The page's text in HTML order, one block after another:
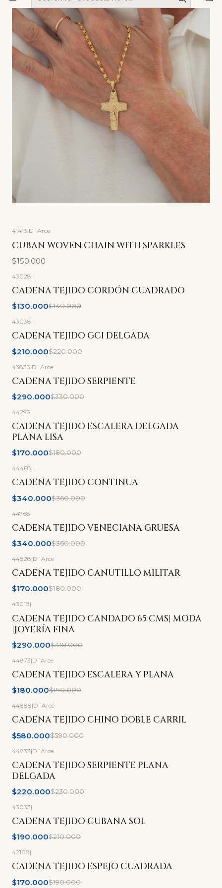
41413|D´Arce
CUBAN WOVEN CHAIN WITH SPARKLES
$150.000
-7% OFF
43028|
CADENA TEJIDO CORDÓN CUADRADO
$130.000$140.000
-5%OFF
43038|
CADENA TEJIDO GCI DELGADA
$210.000$220.000
-12% OFF
43833|D´Arce
CADENA TEJIDO SERPIENTE
$290.000$330.000
-6%OFF
44293|
CADENA TEJIDO ESCALERA DELGADA
PLANA LISA
$170.000$180.000
-6%OFF
44468|
CADENA TEJIDO CONTINUA
$340.000$360.000
-6%
44768|
CADENA TEJIDO VENECIANA GRUESA
$340.000$360.000
-6%OFF
44828|D´Arce
CADENA TEJIDO CANUTILLO MILITAR
$170.000$180.000
-6%
43018|
CADENA TEJIDO CANDADO 65 CMS| MODA
|JOYERÍA FINA
$290.000$310.000
-5%
44873|D´Arce
CADENA TEJIDO ESCALERA Y PLANA
$180.000$190.000
-2%OFF
44888|D´Arce
CADENA TEJIDO CHINO DOBLE CARRIL
$580.000$590.000
-4% OFF
44833|D´Arce
CADENA TEJIDO SERPIENTE PLANA
DELGADA
$220.000$230.000
-10% OFF
43033|
CADENA TEJIDO CUBANA SOL
$190.000$210.000
-11%OFF
42108|
CADENA TEJIDO ESPEJO CUADRADA
$170.000$190.000